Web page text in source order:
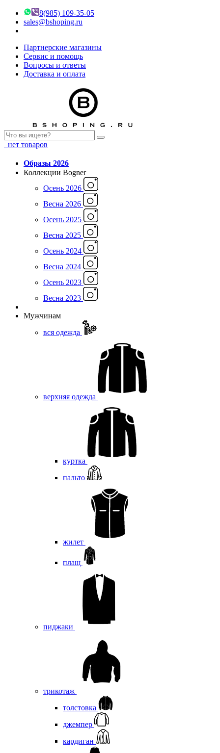
8(985) 109-35-05
sales@bshoping.ru
Партнерские магазины
Сервис и помощь
Вопросы и ответы
Доставка и оплата
нет товаров
Образы 2026
Коллекции Bogner
Осень 2026
Весна 2026
Осень 2025
Весна 2025
Осень 2024
Весна 2024
Осень 2023
Весна 2023
Мужчинам
вся одежда
верхняя одежда
куртка
пальто
жилет
плащ
пиджаки
трикотаж
толстовка
джемпер
кардиган